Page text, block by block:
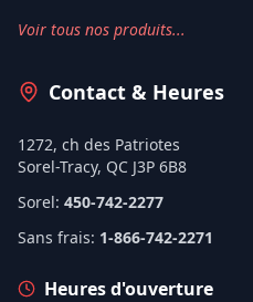
Voir tous nos produits...
Contact & Heures
1272, ch des Patriotes
Sorel-Tracy, QC J3P 6B8
Sorel: 450-742-2277
Sans frais: 1-866-742-2271
Heures d'ouverture